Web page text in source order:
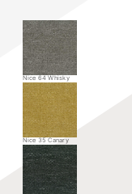
Nice 64 Whisky
Nice 35 Canary